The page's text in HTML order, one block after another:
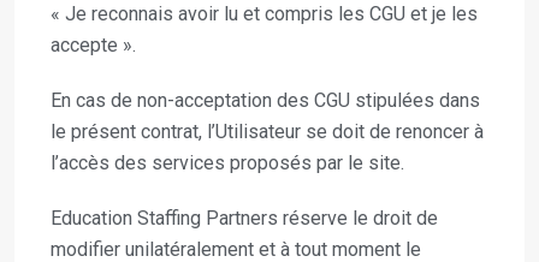
« Je reconnais avoir lu et compris les CGU et je les
accepte ».
En cas de non-acceptation des CGU stipulées dans
le présent contrat, l’Utilisateur se doit de renoncer à
l’accès des services proposés par le site.
Education Staffing Partners réserve le droit de
modifier unilatéralement et à tout moment le